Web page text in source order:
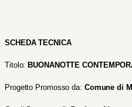
SCHEDA TECNICA
Titolo: BUONANOTTE
Progetto Promosso da: Comune di